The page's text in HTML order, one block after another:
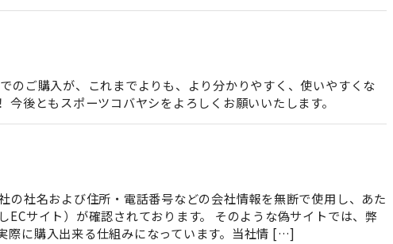
のご購入が、これまでよりも、より分かりやすく、使いやすくな
後ともスポーツコバヤシをよろしくお願いいたします。
の社名および住所・電話番号などの会社情報を無断で使用し、あた
サイト）が確認されております。 そのような偽サイトでは、弊
際に購入出来る仕組みになっています。当社情 […]